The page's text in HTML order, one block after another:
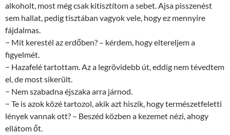
alkoholt, most még csak kitisztítom a sebet. Ajsa pisszenést
sem hallat, pedig tisztában vagyok vele, hogy ez mennyire
fájdalmas.
− Mit kerestél az erdőben? – kérdem, hogy eltereljem a
figyelmét.
− Hazafelé tartottam. Az a legrövidebb út, eddig nem tévedtem
el, de most sikerült.
− Nem szabadna éjszaka arra járnod.
− Te is azok közé tartozol, akik azt hiszik, hogy természetfeletti
lények vannak ott? – Beszéd közben a kezemet nézi, ahogy
ellátom őt.